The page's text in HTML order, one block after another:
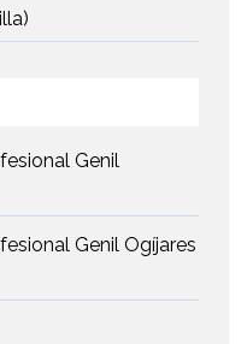
Genil
Genil Ogíjares